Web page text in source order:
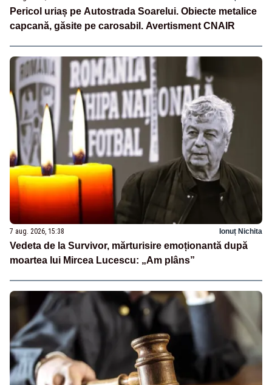
Pericol uriaș pe Autostrada Soarelui. Obiecte metalice
capcană, găsite pe carosabil. Avertisment CNAIR
7 aug. 2026, 15:38 Ionuț Nichita
Vedeta de la Survivor, mărturisire emoționantă după
moartea lui Mircea Lucescu: „Am plâns”